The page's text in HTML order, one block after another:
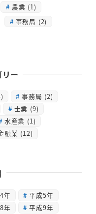
農業 (1)
事務局 (2)
ー
事務局 (2)
士業 (9)
水産業 (1)
融業 (12)
年
平成5年
年
平成9年